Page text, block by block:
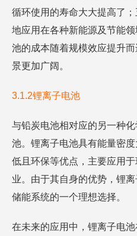
循环使用的寿命大大提高了
地应用在各种新能源及节能
池的成本随着规模效应提升
景更加广阔。
3.1.2锂离子电池
与铅炭电池相对应的另一种
池。锂离子电池具有能量密
低且环保等优点，主要应用
业。由于其自身的优势，锂
储能系统的一个理想选择。
在未来的应用中，锂离子电